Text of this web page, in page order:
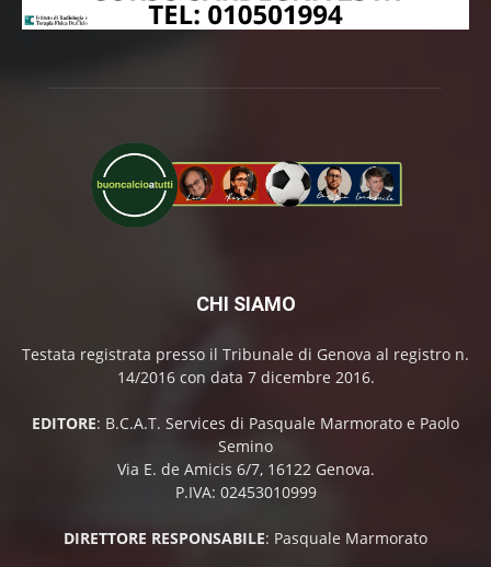
CHI SIAMO
Testata registrata presso il Tribunale di Genova al registro n.
14/2016 con data 7 dicembre 2016.
EDITORE: B.C.A.T. Services di Pasquale Marmorato e Paolo
Semino
Via E. de Amicis 6/7, 16122 Genova.
P.IVA: 02453010999
DIRETTORE RESPONSABILE: Pasquale Marmorato